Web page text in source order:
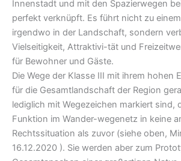
Innenstadt und mit den Spazierwegen
perfekt verknüpft. Es führt nicht zu
irgendwo in der Landschaft, sondern
Vielseitigkeit, Attraktivi-tät und
für Bewohner und Gäste.
Die Wege der Klasse III mit ihrem hohen
für die Gesamtlandschaft der Region
lediglich mit Wegezeichen markiert sind,
Funktion im Wander-wegenetz in keine
Rechtssituation als zuvor (siehe oben,
16.12.2020 ). Sie werden aber zum